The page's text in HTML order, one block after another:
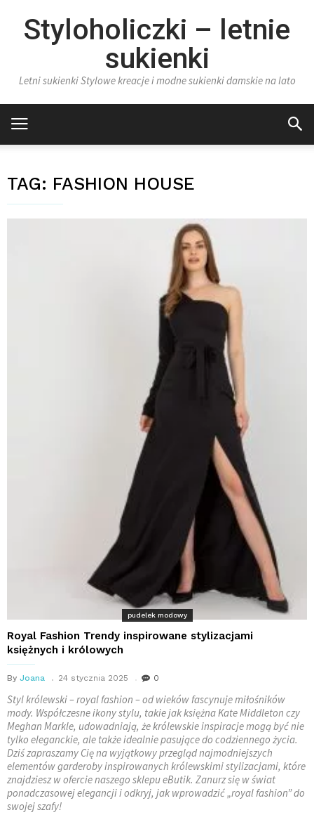
Styloholiczki – letnie
sukienki
Letni sukienki Stylowe kreacje i modne sukienki damskie na lato
TAG: FASHION HOUSE
pudelek modowy
Royal Fashion Trendy inspirowane stylizacjami
księżnych i królowych
By Joana 24 stycznia 2025 0
Styl królewski – royal fashion – od wieków fascynuje miłośników
mody. Współczesne ikony stylu, takie jak księżna Kate Middleton czy
Meghan Markle, udowadniają, że królewskie inspiracje mogą być nie
tylko eleganckie, ale także idealnie pasujące do codziennego życia.
Dziś zapraszamy Cię na wyjątkowy przegląd najmodniejszych
elementów garderoby inspirowanych królewskimi stylizacjami, które
znajdziesz w ofercie naszego sklepu eButik. Zanurz się w świat
ponadczasowej elegancji i odkryj, jak wprowadzić „royal fashion” do
swojej szafy!